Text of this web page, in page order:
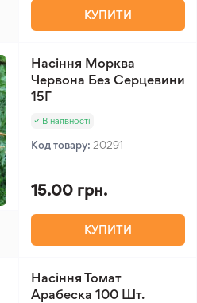
КУПИТИ
Насіння Морква
Червона Без Серцевини
15Г
В наявності
Код товару: 20291
15.00 грн.
КУПИТИ
Насіння Томат
Арабеска 100 Шт.